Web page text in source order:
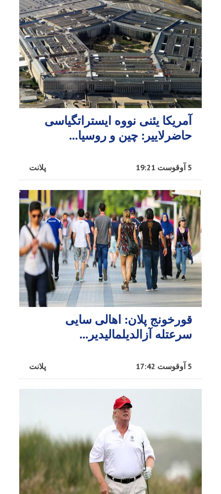
آمریکا یئنی نووه ایستراتگیاسی
حاضرلاییر: چین و روسیا...
پلانت 5 آوقوست 19:21
قورخونج پلان: اهالی سایی
سرعتله آزالدیلمالیدیر...
پلانت 5 آوقوست 17:42